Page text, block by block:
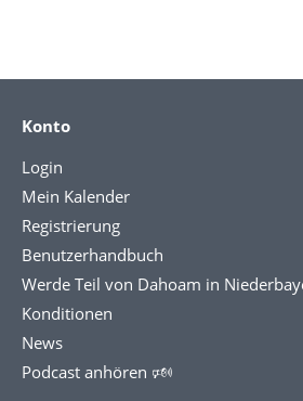
Konto
Login
Mein Kalender
Registrierung
Benutzerhandbuch
Werde Teil von Dahoam in
Konditionen
News
Podcast anhören 🕬